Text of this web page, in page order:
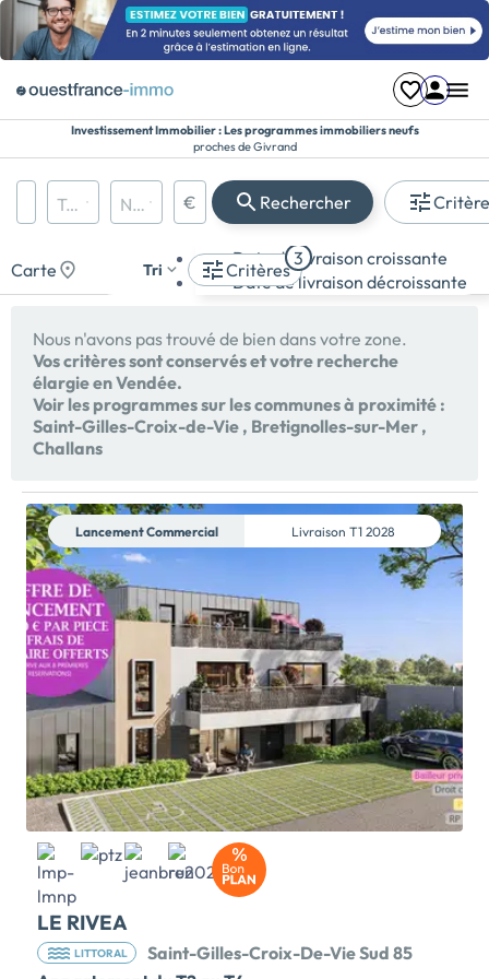
Investissement Immobilier : Les programmes immobiliers neufs
proches de Givrand
Région, département, ville, CP
Maison
Types de biens Nombre de pièces Prix maximum
€ Rechercher
Carte Critères
3
Tri
Date de livraison croissante
Date de livraison décroissante
Nous n'avons pas trouvé de bien dans votre zone.
Vos critères sont conservés et votre recherche
élargie en Vendée.
Voir les programmes sur les communes à proximité :
Saint-Gilles-Croix-de-Vie , Bretignolles-sur-Mer ,
Challans
Lancement Commercial Livraison T1 2028
LE RIVEA
LITTORAL
Saint-Gilles-Croix-De-Vie Sud 85